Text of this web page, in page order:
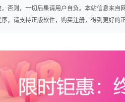
否则，一切后果请用户自负。本站信息来
，请支持正版软件，购买注册，得到更好